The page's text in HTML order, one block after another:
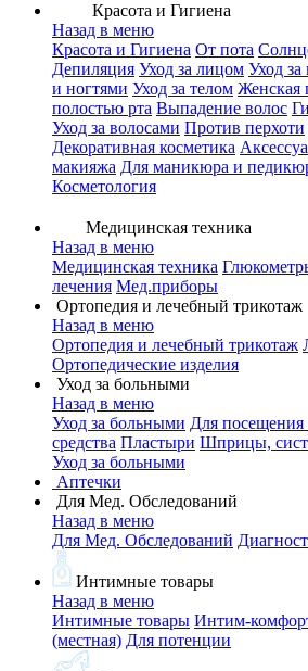
Красота и Гигиена
Назад в меню
Красота и Гигиена От пота
Депиляция Уход за лицом Уход за
и ногтями Уход за телом Женская
полостью рта Выпадение волос
Уход за волосами Против перхоти
Декоративная косметика
макияжа Для маникюра и
Косметология
Медицинская техника
Назад в меню
Медицинская техника
лечения Мед.приборы
Ортопедия и лечебный трикотаж
Назад в меню
Ортопедия и лечебный трикотаж
Ортопедические изделия
Уход за больными
Назад в меню
Уход за больными Для
средства Пластыри Шприцы,
Уход за больными
Аптечки
Для Мед. Обследований
Назад в меню
Для Мед. Обследований
Интимные товары
Назад в меню
Интимные товары Интим-
(местная) Для потенции